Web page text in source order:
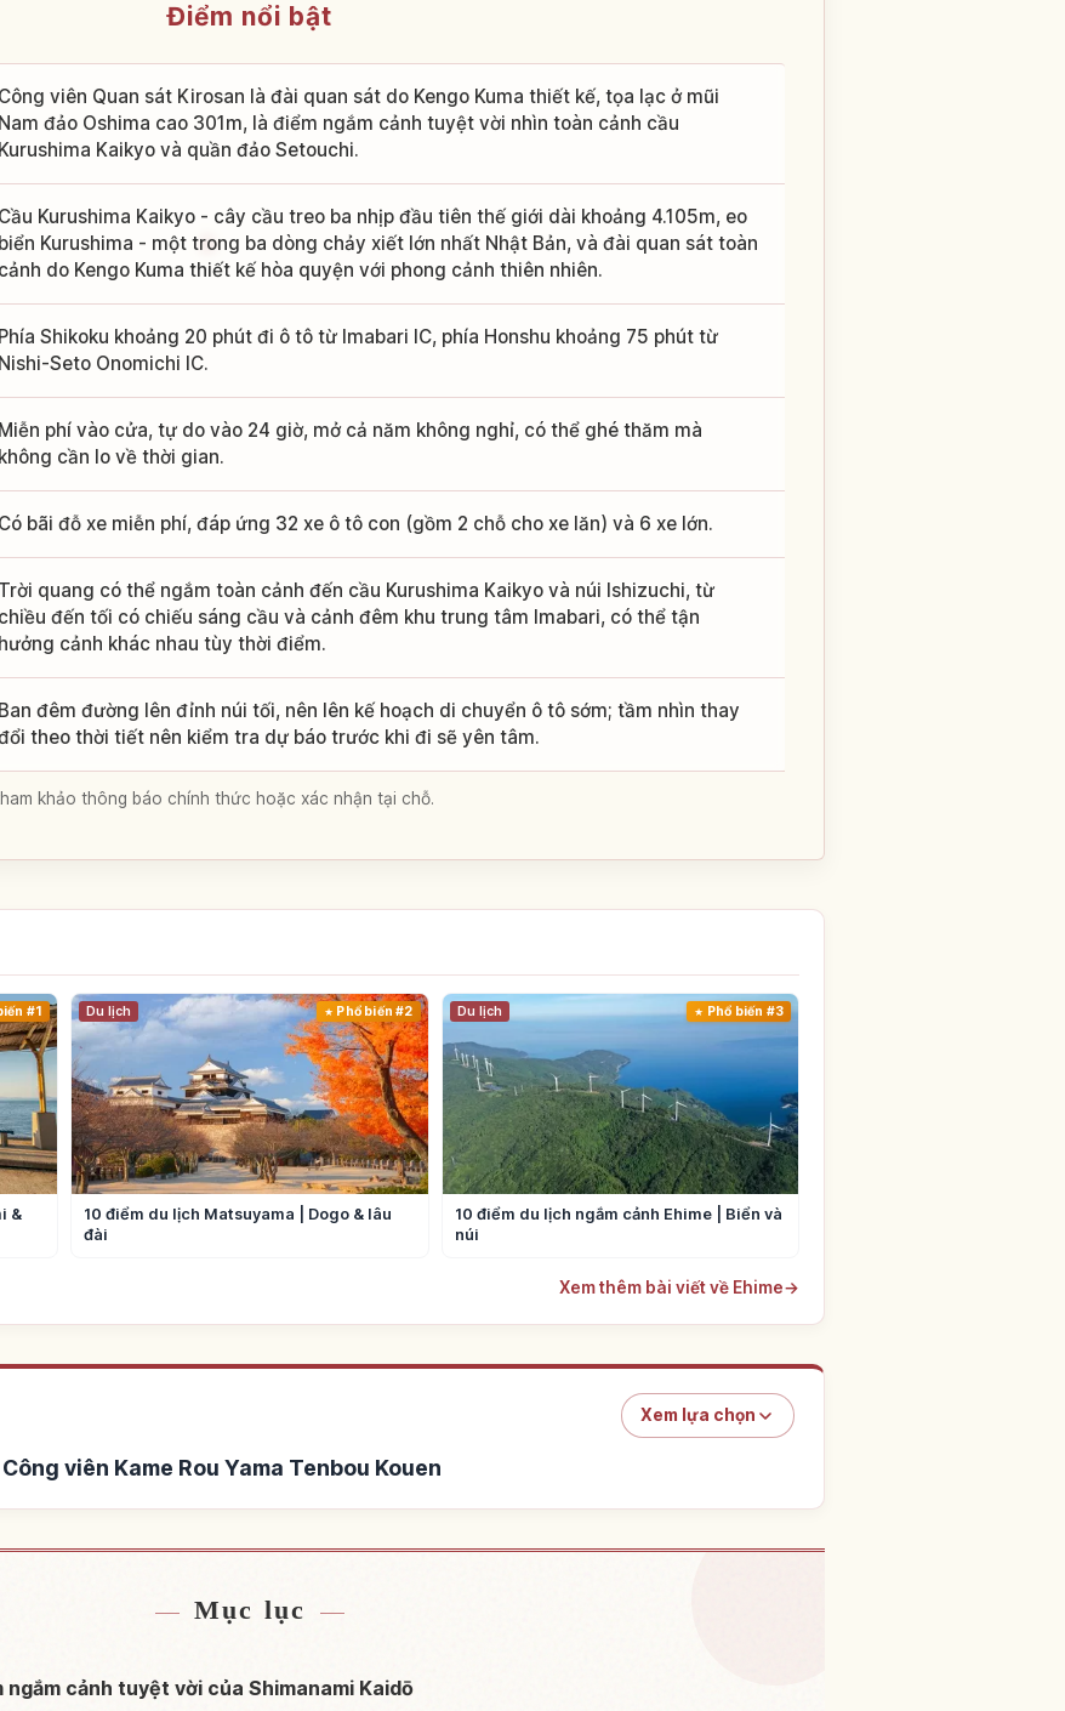
Điểm nổi bật
Công viên Quan sát Kirosan là đài quan sát do Kengo Kuma thiết kế, tọa lạc ở mũi
Nam đảo Oshima cao 301m, là điểm ngắm cảnh tuyệt vời nhìn toàn cảnh cầu
Kurushima Kaikyo và quần đảo Setouchi.
Cầu Kurushima Kaikyo - cây cầu treo ba nhịp đầu tiên thế giới dài khoảng 4.105m, eo
biển Kurushima - một trong ba dòng chảy xiết lớn nhất Nhật Bản, và đài quan sát toàn
cảnh do Kengo Kuma thiết kế hòa quyện với phong cảnh thiên nhiên.
Phía Shikoku khoảng 20 phút đi ô tô từ Imabari IC, phía Honshu khoảng 75 phút từ
Nishi-Seto Onomichi IC.
Miễn phí vào cửa, tự do vào 24 giờ, mở cả năm không nghỉ, có thể ghé thăm mà
không cần lo về thời gian.
Có bãi đỗ xe miễn phí, đáp ứng 32 xe ô tô con (gồm 2 chỗ cho xe lăn) và 6 xe lớn.
Trời quang có thể ngắm toàn cảnh đến cầu Kurushima Kaikyo và núi Ishizuchi, từ
chiều đến tối có chiếu sáng cầu và cảnh đêm khu trung tâm Imabari, có thể tận
hưởng cảnh khác nhau tùy thời điểm.
Ban đêm đường lên đỉnh núi tối, nên lên kế hoạch di chuyển ô tô sớm; tầm nhìn thay
theo thời tiết nên kiểm tra dự báo trước khi đi sẽ yên tâm.
khảo thông báo chính thức hoặc xác nhận tại chỗ.
#1
&
Du lịch Phổ biến #2
10 điểm du lịch Matsuyama | Dogo & lâu
đài
Du lịch Phổ biến #3
10 điểm du lịch ngắm cảnh Ehime | Biển và
núi
Xem thêm bài viết về Ehime→
Xem lựa chọn
viên Kame Rou Yama Tenbou Kouen
Mục lục
cảnh tuyệt vời của Shimanami Kaidō